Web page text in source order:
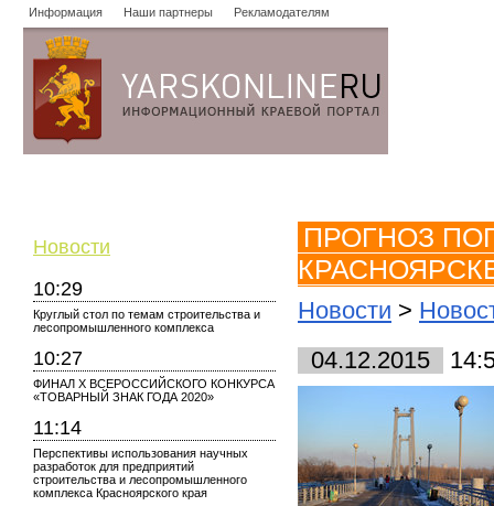
Информация Наши партнеры Рекламодателям
Новости
10:29
Круглый стол по темам строительства и
лесопромышленного комплекса
10:27
ФИНАЛ X ВСЕРОССИЙСКОГО КОНКУРСА
«ТОВАРНЫЙ ЗНАК ГОДА 2020»
11:14
Перспективы использования научных
разработок для предприятий
строительства и лесопромышленного
комплекса Красноярского края
ПРОГНОЗ
Новости >
04.12.2015